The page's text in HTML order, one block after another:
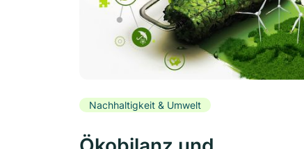
Nachhaltigkeit & Umwelt